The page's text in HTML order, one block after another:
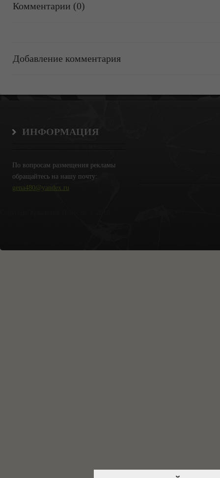
Комментарии (0)
Добавление комментария
ИНФОРМАЦИЯ
По вопросам размещения рекламы
обращайтесь на нашу почту:
gena480@yandex.ru